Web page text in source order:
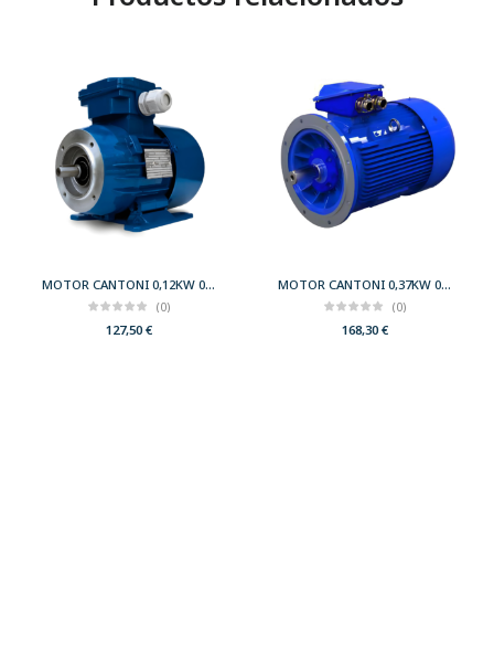
MOTOR CANTONI 0,12KW 0,17CV 3000 B34 T56 230/400 IE2
(0)
127,50€
MOTOR CANTONI 0,37KW 0,50CV 3000 B5 T71 230/400 IE2
(0)
168,30€